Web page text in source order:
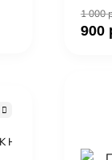
1 000
900
HEX-430 (черный, c